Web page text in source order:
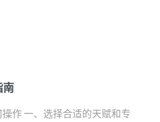
南
作 一、选择合适的天赋和专